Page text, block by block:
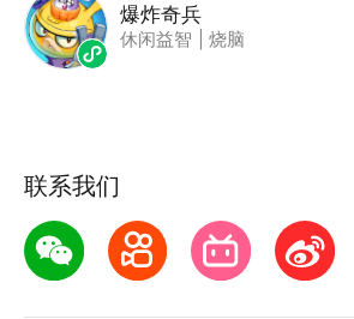
爆炸奇兵
休闲益智 烧脑
联系我们